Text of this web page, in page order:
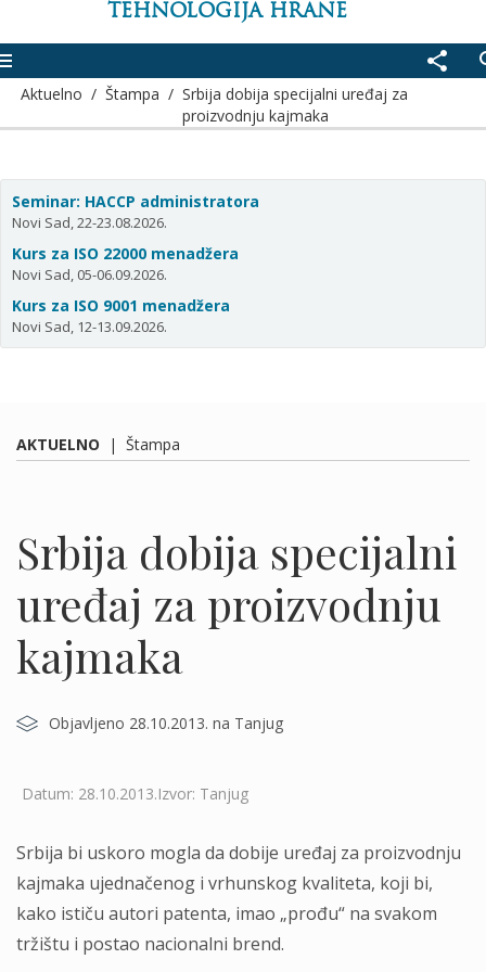
TEHNOLOGIJA HRANE
share
Aktuelno / Štampa / Srbija dobija specijalni uređaj za
proizvodnju kajmaka
Seminar: HACCP administratora
Novi Sad, 22-23.08.2026.
Kurs za ISO 22000 menadžera
Novi Sad, 05-06.09.2026.
Kurs za ISO 9001 menadžera
Novi Sad, 12-13.09.2026.
AKTUELNO | Štampa
Srbija dobija specijalni
uređaj za proizvodnju
kajmaka
Objavljeno 28.10.2013. na Tanjug
Datum: 28.10.2013.Izvor: Tanjug
Srbija bi uskoro mogla da dobije uređaj za proizvodnju
kajmaka ujednačenog i vrhunskog kvaliteta, koji bi,
kako ističu autori patenta, imao „prođu“ na svakom
tržištu i postao nacionalni brend.